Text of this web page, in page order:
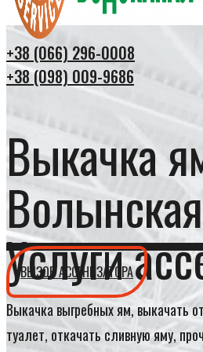
+38 (066) 296-0008
+38 (098) 009-9686
Выкачка
Услуги
ВЫЗОВ АССЕНИЗАТОРА
Выкачка выгребных ям, выкачать
туалет, откачать сливную яму,